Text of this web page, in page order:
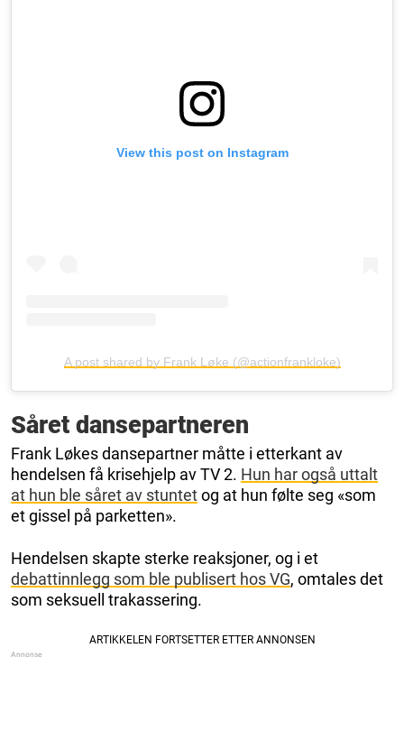
View this post on Instagram
A post shared by Frank Løke (@actionfrankloke)
Såret dansepartneren
Frank Løkes dansepartner måtte i etterkant av
hendelsen få krisehjelp av TV 2. Hun har også uttalt
at hun ble såret av stuntetog at hun følte seg «som
et gissel på parketten».
Hendelsen skapte sterke reaksjoner, og i et
debattinnlegg som ble publisert hos VG, omtales det
som seksuell trakassering.